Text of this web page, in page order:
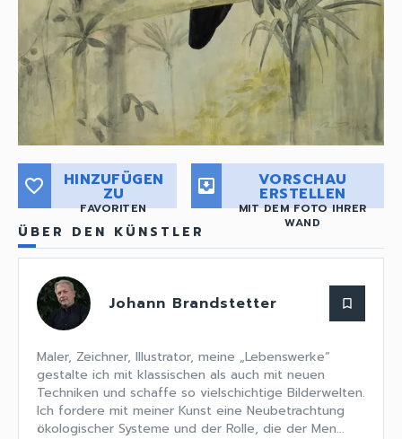
favorite_border HINZUFÜGEN
ZU
FAVORITEN
move_to_inbox VORSCHAU
ERSTELLEN
MIT DEM FOTO IHRER
WAND
ÜBER DEN KÜNSTLER
Johann Brandstetter bookmark_border
Maler, Zeichner, Illustrator, meine „Lebenswerke“
gestalte ich mit klassischen als auch mit neuen
Techniken und schaffe so vielschichtige Bilderwelten.
Ich fordere mit meiner Kunst eine Neubetrachtung
ökologischer Systeme und der Rolle, die der Men...